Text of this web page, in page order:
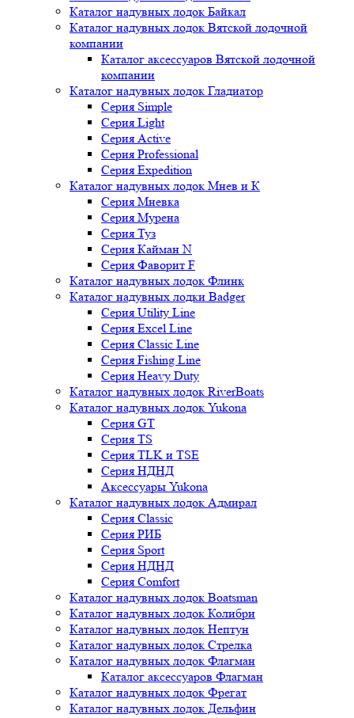
Каталог надувных лодок Байкал
Каталог надувных лодок Вятской лодочной
компании
Каталог аксессуаров Вятской лодочной
компании
Каталог надувных лодок Гладиатор
Серия Simple
Серия Light
Серия Active
Серия Professional
Серия Expedition
Каталог надувных лодок Мнев и К
Серия Мневка
Серия Мурена
Серия Туз
Серия Кайман N
Серия Фаворит F
Каталог надувных лодок Флинк
Каталог надувных лодки Badger
Серия Utility Line
Серия Excel Line
Серия Classic Line
Серия Fishing Line
Серия Heavy Duty
Каталог надувных лодок RiverBoats
Каталог надувных лодок Yukona
Серия GT
Серия TS
Серия TLK и TSE
Серия НДНД
Аксессуары Yukona
Каталог надувных лодок Адмирал
Серия Classic
Серия РИБ
Серия Sport
Серия НДНД
Серия Comfort
Каталог надувных лодок Boatsman
Каталог надувных лодок Колибри
Каталог надувных лодок Нептун
Каталог надувных лодок Стрелка
Каталог надувных лодок Флагман
Каталог аксессуаров Флагман
Каталог надувных лодок Фрегат
Каталог надувных лодок Дельфин